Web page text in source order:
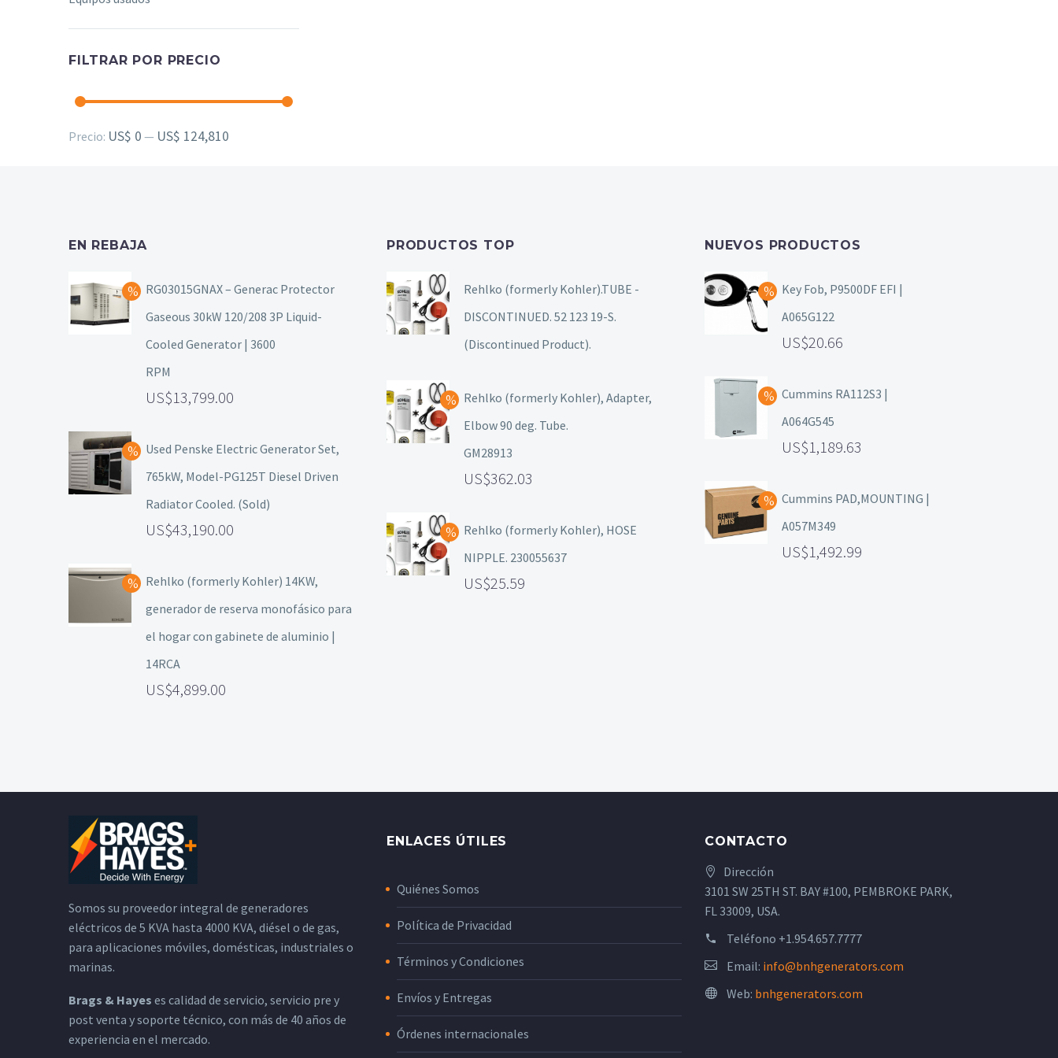
FILTRAR POR PRECIO
Precio
Precio
Precio: US$ 0 — US$ 124,810
EN REBAJA
RG03015GNAX – Generac Protector
Gaseous 30kW 120/208 3P Liquid-
Cooled Generator | 3600
RPM
13,799.00
Used Penske Electric Generator Set,
765kW, Model-PG125T Diesel Driven
Radiator Cooled. (Sold)
43,190.00
Rehlko (formerly Kohler) 14KW,
generador de reserva monofásico para
el hogar con gabinete de aluminio |
14RCA
4,899.00
PRODUCTOS TOP
Rehlko (formerly Kohler).TUBE -
DISCONTINUED. 52 123 19-S.
(Discontinued Product).
Rehlko (formerly Kohler), Adapter,
Elbow 90 deg. Tube.
GM28913
362.03
Rehlko (formerly Kohler), HOSE
NIPPLE. 230055637
25.59
NUEVOS PRODUCTOS
Key Fob, P9500DF EFI |
A065G122
20.66
Cummins RA112S3 |
A064G545
1,189.63
Cummins PAD,MOUNTING |
A057M349
1,492.99
Somos su proveedor integral de generadores
eléctricos de 5 KVA hasta 4000 KVA, diésel o de gas,
para aplicaciones móviles, domésticas, industriales o
marinas.
Brags & Hayes es calidad de servicio, servicio pre y
post venta y soporte técnico, con más de 40 años de
experiencia en el mercado.
ENLACES ÚTILES
Quiénes Somos
Política de Privacidad
Términos y Condiciones
Envíos y Entregas
Órdenes internacionales
CONTACTO
Dirección
3101 SW 25TH ST. BAY #100, PEMBROKE PARK,
FL 33009, USA.
Teléfono +1.954.657.7777
Email: info@bnhgenerators.com
Web: bnhgenerators.com